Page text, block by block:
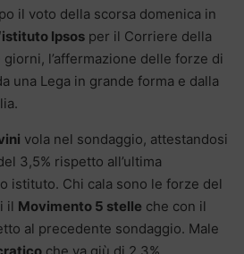
il voto della scorsa domenica in
‘istituto Ipsos per il Corriere della
l’affermazione delle forze di
una Lega in grande forma e dalla
vola nel sondaggio, attestandosi
3,5% rispetto all’ultima
istituto. Chi cala sono le forze del
il Movimento 5 stelle che con il
al precedente sondaggio. Male